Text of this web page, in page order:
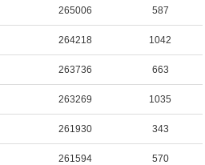
Видеотоп
265006 587
264218 1042
263736 663
263269 1035
261930 343
261594 570